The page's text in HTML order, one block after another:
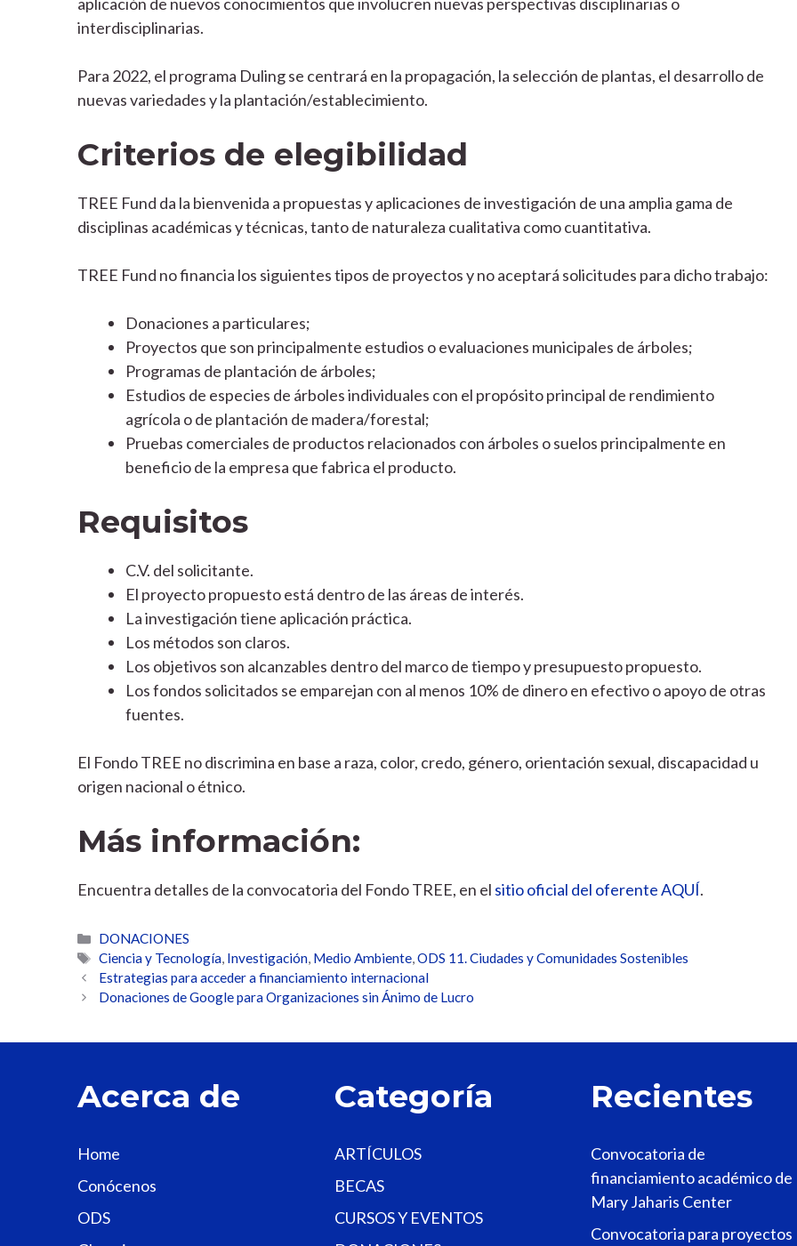
interdisciplinarias.
Para 2022, el programa Duling se centrará en la propagación, la selección de plantas, el desarrollo de
nuevas variedades y la plantación/establecimiento.
Criterios de elegibilidad
TREE Fund da la bienvenida a propuestas y aplicaciones de investigación de una amplia gama de
disciplinas académicas y técnicas, tanto de naturaleza cualitativa como cuantitativa.
TREE Fund no financia los siguientes tipos de proyectos y no aceptará solicitudes para dicho trabajo:
Donaciones a particulares;
Proyectos que son principalmente estudios o evaluaciones municipales de árboles;
Programas de plantación de árboles;
Estudios de especies de árboles individuales con el propósito principal de rendimiento
agrícola o de plantación de madera/forestal;
Pruebas comerciales de productos relacionados con árboles o suelos principalmente en
beneficio de la empresa que fabrica el producto.
Requisitos
C.V. del solicitante.
El proyecto propuesto está dentro de las áreas de interés.
La investigación tiene aplicación práctica.
Los métodos son claros.
Los objetivos son alcanzables dentro del marco de tiempo y presupuesto propuesto.
Los fondos solicitados se emparejan con al menos 10% de dinero en efectivo o apoyo de otras
fuentes.
El Fondo TREE no discrimina en base a raza, color, credo, género, orientación sexual, discapacidad u
origen nacional o étnico.
Más información:
Encuentra detalles de la convocatoria del Fondo TREE, en el sitio oficial del oferente AQUÍ.
Categorías
DONACIONES
Etiquetas
Ciencia y Tecnología, Investigación, Medio Ambiente,ODS 11. Ciudades y Comunidades Sostenibles
Estrategias para acceder a financiamiento internacional
Donaciones de Google para Organizaciones sin Ánimo de Lucro
Acerca de
Home
Conócenos
ODS
Categoría
ARTÍCULOS
BECAS
CURSOS Y EVENTOS
Recientes
Convocatoria de
financiamiento académico de
Mary Jaharis Center
Convocatoria para proyectos